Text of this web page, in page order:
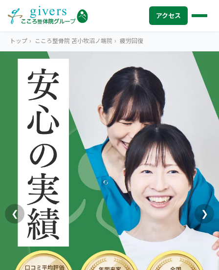
アクセス
HOME トップ
SYMPTOMS 症状から探す
腰痛
肩こり・首こり
四十肩・五十肩
膝痛・関節痛
股関節の痛み
産後の不調・体型の崩れ
MENU メニューから探す
STORE 店舗一覧
AREA エリアから探す
北海道
札幌エリア（13院）
東北
仙台エリア（4院）
ABOUT US 私たちについて
こころ整体院グループについて
初めての方へ
giversメソッドGIFT
ご予約はこちら
トップ › こころ整骨院 苫小牧沼ノ端院 › 疲労回復
❮ ❯